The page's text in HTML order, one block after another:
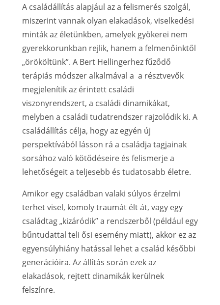
A családállítás alapjául az a felismerés szolgál,
miszerint vannak olyan elakadások, viselkedési
minták az életünkben, amelyek gyökerei nem
gyerekkorunkban rejlik, hanem a felmenőinktől
„örököltünk”. A Bert Hellingerhez fűződő
terápiás módszer alkalmával a a résztvevők
megjelenítik az érintett családi
viszonyrendszert, a családi dinamikákat,
melyben a családi tudatrendszer rajzolódik ki. A
családállítás célja, hogy az egyén új
perspektívából lásson rá a családja tagjainak
sorsához való kötődéseire és felismerje a
lehetőségeit a teljesebb és tudatosabb életre.
Amikor egy családban valaki súlyos érzelmi
terhet visel, komoly traumát élt át, vagy egy
családtag „kizáródik” a rendszerből (például egy
bűntudattal teli ősi esemény miatt), akkor ez az
egyensúlyhiány hatással lehet a család későbbi
generációira. Az állítás során ezek az
elakadások, rejtett dinamikák kerülnek
felszínre.